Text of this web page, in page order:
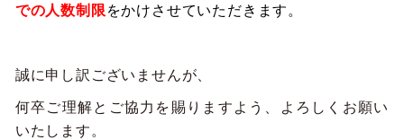
での人数制限 をかけさせていただきます。
誠に申し訳ございませんが、
何卒ご理解とご協力を賜りますよう、よろしくお願い
いたします。